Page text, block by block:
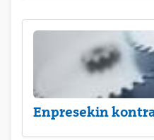
Enpresekin